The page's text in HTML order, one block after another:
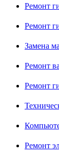
Ремонт
Ремонт
Замена
Ремонт
Ремонт
Ремонт